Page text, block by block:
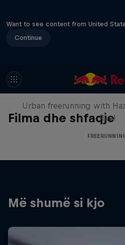
Want to see content from United
Continue
Filma dhe shfaqje
Making of
Urban freerunning with
Ruel
Më shumë si kjo